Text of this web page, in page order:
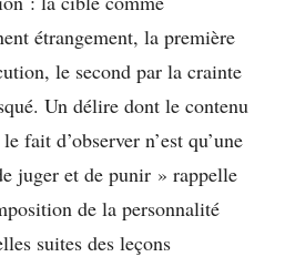
étrangement, la première
le second par la crainte
Un délire dont le contenu
fait d’observer n’est qu’une
juger et de punir » rappelle
de la personnalité
suites des leçons